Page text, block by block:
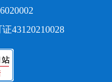
43120210028